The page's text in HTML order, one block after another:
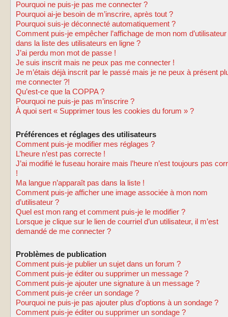
Pourquoi ne puis-je pas me connecter ?
Pourquoi ai-je besoin de m’inscrire, après tout ?
Pourquoi suis-je déconnecté automatiquement ?
Comment puis-je empêcher l’affichage de mon nom d’utilisateur
dans la liste des utilisateurs en ligne ?
J’ai perdu mon mot de passe !
Je suis inscrit mais ne peux pas me connecter !
Je m’étais déjà inscrit par le passé mais je ne peux à présent
me connecter ?!
Qu’est-ce que la COPPA ?
Pourquoi ne puis-je pas m’inscrire ?
À quoi sert « Supprimer tous les cookies du forum » ?
Préférences et réglages des utilisateurs
Comment puis-je modifier mes réglages ?
L’heure n’est pas correcte !
J’ai modifié le fuseau horaire mais l’heure n’est toujours pas
!
Ma langue n’apparaît pas dans la liste !
Comment puis-je afficher une image associée à mon nom
d’utilisateur ?
Quel est mon rang et comment puis-je le modifier ?
Lorsque je clique sur le lien de courriel d’un utilisateur, il m’est
demandé de me connecter ?
Problèmes de publication
Comment puis-je publier un sujet dans un forum ?
Comment puis-je éditer ou supprimer un message ?
Comment puis-je ajouter une signature à un message ?
Comment puis-je créer un sondage ?
Pourquoi ne puis-je pas ajouter plus d’options à un sondage ?
Comment puis-je éditer ou supprimer un sondage ?